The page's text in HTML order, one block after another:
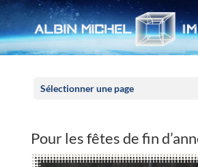
Sélectionner une page
Pour les fêtes de fin
Panneau de gestion des cookies